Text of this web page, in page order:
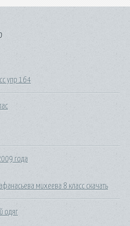
упр 164
года
михеева 8 класс скачать
одяг